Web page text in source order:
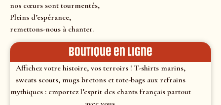
nos cœurs sont tourmentés,
Pleins d’espérance,
remettons-nous à chanter.
Boutique en ligne
Affichez votre histoire, vos terroirs ! T-shirts marins,
sweats scouts, mugs bretons et tote-bags aux refrains
mythiques : emportez l’esprit des chants français partout